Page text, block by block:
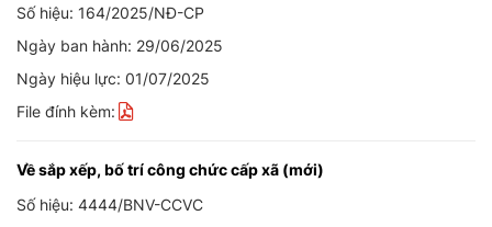
Số hiệu: 164/2025/NĐ-CP
Ngày ban hành: 29/06/2025
Ngày hiệu lực: 01/07/2025
File đính kèm:
Về sắp xếp, bố trí công chức cấp xã (mới)
Số hiệu: 4444/BNV-CCVC